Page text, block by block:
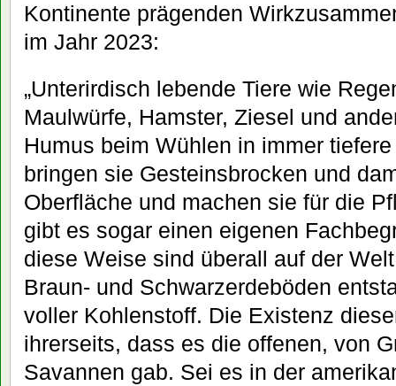
Kontinente prägenden
im Jahr 2023:
„Unterirdisch lebende Tiere wie
Maulwürfe, Hamster, Ziesel und
Humus beim Wühlen in immer
bringen sie Gesteinsbrocken und
Oberfläche und machen sie für die
gibt es sogar einen eigenen
diese Weise sind überall auf der
Braun- und Schwarzerdeböden
voller Kohlenstoff. Die Existenz
ihrerseits, dass es die offenen, von
Savannen gab. Sei es in der